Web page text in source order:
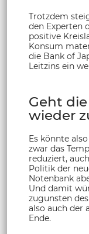
Trotzdem
den Experten
positive
Konsum
die Bank of
Leitzins ein
Geht
wieder
Es könnte
zwar das
reduziert,
Politik der
Notenbank
Und damit
zugunsten
also auch der
Ende.